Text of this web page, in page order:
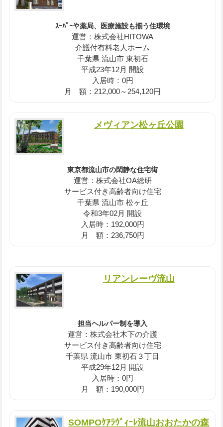
ｽｰﾊﾟｰや薬局、医療施設も揃う住環境
運営：株式会社HITOWA
介護付有料老人ホーム
千葉県 流山市 東初石
平成23年12月 開設
入居時：0円
月 額：212,000～254,120円
メヴィアン松ヶ丘公園
東京都流山市の閑静な住宅街
運営：株式会社OA総研
サービス付き高齢者向け住宅
千葉県 流山市 松ヶ丘
令和3年02月 開設
入居時：192,000円
月 額：236,750円
リアンレーヴ流山
担当ヘルパー制を導入
運営：株式会社木下の介護
サービス付き高齢者向け住宅
千葉県 流山市 東初石３丁目
平成29年12月 開設
入居時：0円
月 額：190,000円
SOMPOｹｱﾗｳﾞｨｰﾚ流山おおたかの森